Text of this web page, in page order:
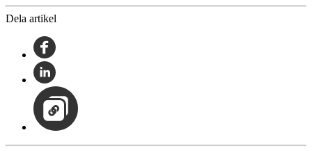
Dela artikel